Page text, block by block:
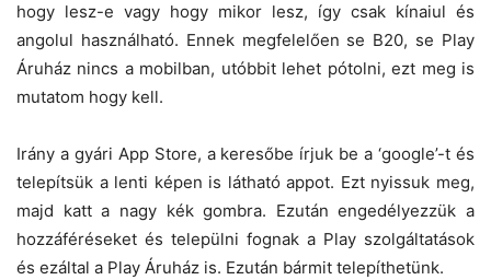
hogy lesz-e vagy hogy mikor lesz, így csak kínaiul és
angolul használható. Ennek megfelelően se B20, se Play
Áruház nincs a mobilban, utóbbit lehet pótolni, ezt meg is
mutatom hogy kell.
Irány a gyári App Store, a keresőbe írjuk be a ‘google’-t és
telepítsük a lenti képen is látható appot. Ezt nyissuk meg,
majd katt a nagy kék gombra. Ezután engedélyezzük a
hozzáféréseket és települni fognak a Play szolgáltatások
és ezáltal a Play Áruház is. Ezután bármit telepíthetünk.